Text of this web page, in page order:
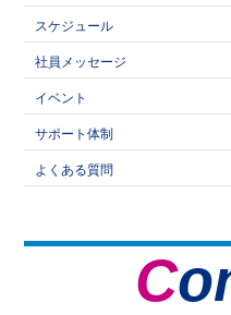
スケジュール
社員メッセージ
イベント
サポート体制
よくある質問